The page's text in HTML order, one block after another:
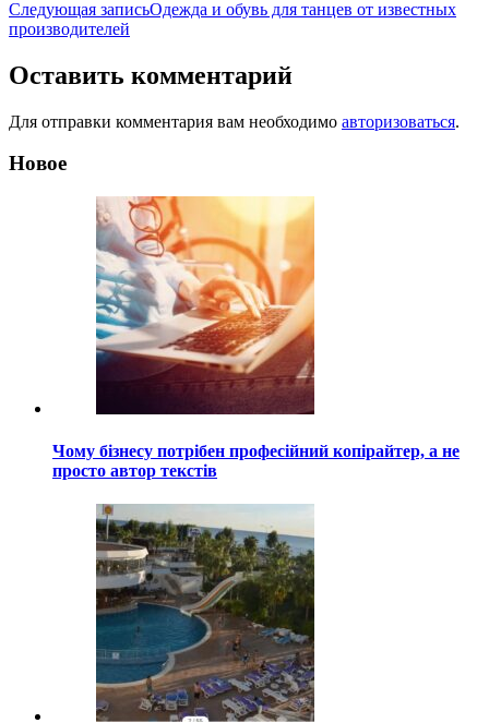
записям
Следующая записьОдежда и обувь для танцев от известных
производителей
Оставить комментарий
Для отправки комментария вам необходимо авторизоваться.
Новое
Чому бізнесу потрібен професійний копірайтер, а не
просто автор текстів